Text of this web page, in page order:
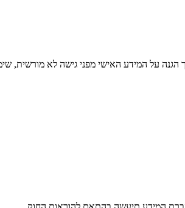
על המידע האישי מפני גישה לא מורשית,